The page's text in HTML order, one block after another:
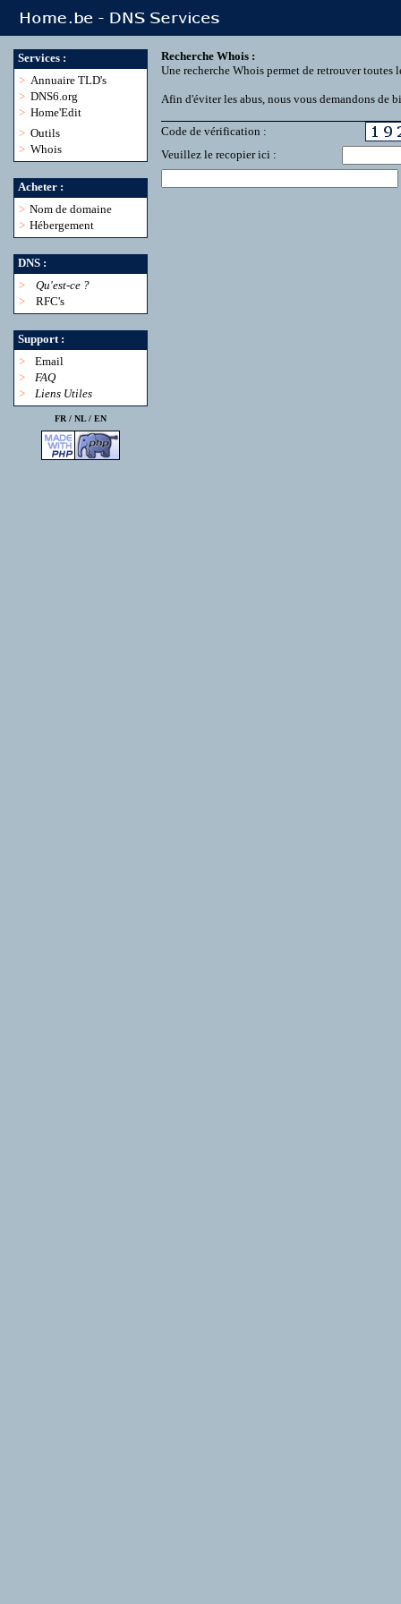
Services :
> Annuaire TLD's
> DNS6.org
> Home'Edit
> Outils
> Whois
Acheter :
> Nom de domaine
> Hébergement
DNS :
>
Qu'est-ce ?
>
RFC's
Support :
>
Email
>
FAQ
>
Liens Utiles
FR / NL/ EN
Recherche Whois :
Une recherche Whois permet de retrouver
Afin d'éviter les abus, nous vous demandons de
Code de vérification :
Veuillez le recopier ici :